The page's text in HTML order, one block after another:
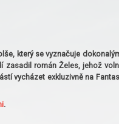
který se vyznačuje
zasadil román Želes, jehož
vycházet exkluzivně na
.